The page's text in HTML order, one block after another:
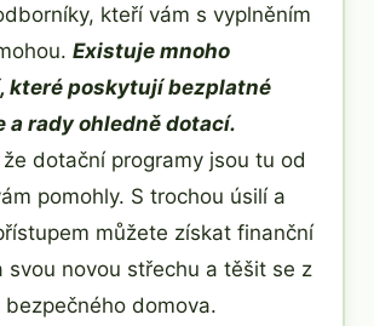
kteří vám s vyplněním
Existuje mnoho
které poskytují bezplatné
a rady ohledně dotací.
dotační programy jsou tu od
pomohly. S trochou úsilí a
můžete získat finanční
svou novou střechu a těšit se z
bezpečného domova.